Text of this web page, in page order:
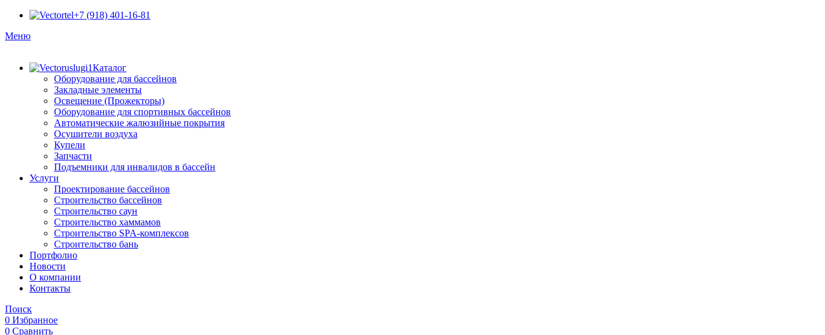
+7 (918) 401-16-81
Меню
Каталог
Оборудование для бассейнов
Закладные элементы
Освещение (Прожекторы)
Оборудование для спортивных бассейнов
Автоматические жалюзийные покрытия
Осушители воздуха
Купели
Запчасти
Подъемники для инвалидов в бассейн
Услуги
Проектирование бассейнов
Строительство бассейнов
Строительство саун
Строительство хаммамов
Строительство SPA-комплексов
Строительство бань
Портфолио
Новости
O компании
Контакты
Поиск
0 Избранное
0 Сравнить